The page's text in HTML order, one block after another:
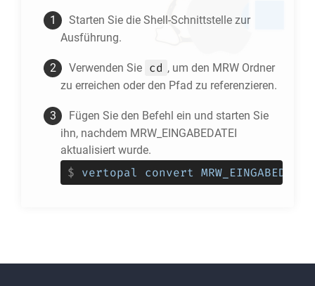
Starten Sie die Shell-Schnittstelle zur
Ausführung.
Verwenden Sie cd , um den MRW Ordner
zu erreichen oder den Pfad zu referenzieren.
Fügen Sie den Befehl ein und starten Sie
ihn, nachdem MRW_EINGABEDATEI
aktualisiert wurde.
$ vertopal convert